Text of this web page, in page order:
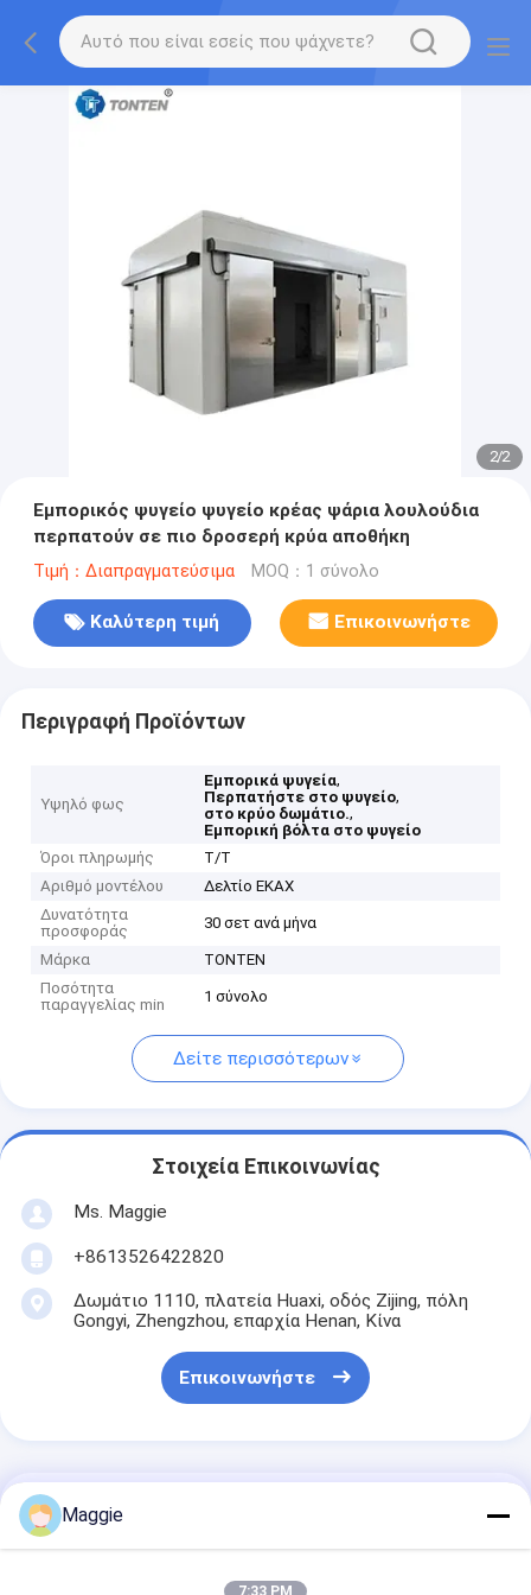
2/2
Εμπορικός ψυγείο ψυγείο κρέας ψάρια λουλούδια
περπατούν σε πιο δροσερή κρύα αποθήκη
Τιμή：Διαπραγματεύσιμα MOQ：1 σύνολο
Καλύτερη τιμή Επικοινωνήστε
Περιγραφή Προϊόντων
Υψηλό φως
Εμπορικά ψυγεία,
Περπατήστε στο ψυγείο,
στο κρύο δωμάτιο.,
Εμπορική βόλτα στο ψυγείο
Όροι πληρωμής
Τ/Τ
Αριθμό μοντέλου
Δελτίο ΕΚΑΧ
Δυνατότητα
προσφοράς
30 σετ ανά μήνα
Μάρκα
TONTEN
Ποσότητα
παραγγελίας min
1 σύνολο
Δείτε περισσότερων
Στοιχεία Επικοινωνίας
Ms. Maggie
+8613526422820
Δωμάτιο 1110, πλατεία Huaxi, οδός Zijing, πόλη
Gongyi, Zhengzhou, επαρχία Henan, Κίνα
Επικοινωνήστε
Αποκτήστε Την Καλύτερη Τιμή Για
Εμπορικός ψυγείο ψυγείο
Maggie
7:33 PM